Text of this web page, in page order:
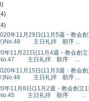
年11月29日(11月5週・教会創
)No.48 主日礼拝 順序 ...
11月22日(11月4週・教会創立
主日礼拝 順序 ...
年11月15日(11月3週・教会創
)No.46 主日礼拝 順序 ...
11月8日(11月2週・教会創立
主日礼拝 順序 ...